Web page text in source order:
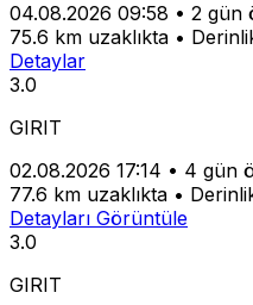
04.08.2026 09:58 • 2 gün
75.6 km uzaklıkta •
Detaylar
3.0
GIRIT
02.08.2026 17:14 • 4 gün
77.6 km uzaklıkta •
Detayları Görüntüle
3.0
GIRIT